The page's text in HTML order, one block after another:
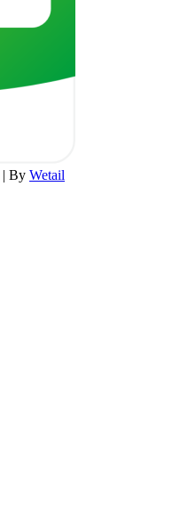
| By Wetail